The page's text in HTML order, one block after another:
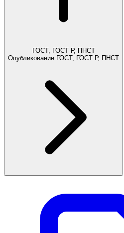
ГОСТ, ГОСТ Р, ПНСТ
Опубликование ГОСТ, ГОСТ Р, ПНСТ